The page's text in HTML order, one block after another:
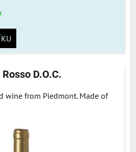
D.O.C.
wine from Piedmont. Made of